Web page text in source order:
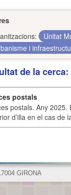
Unitat
i
de la
postals
postals. Any 2025.
d’illa en el cas
GIRONA